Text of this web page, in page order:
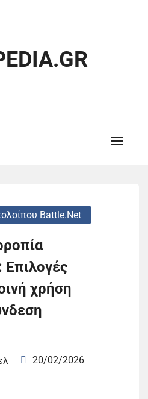
Battle.net
χρήση
20/02/2026